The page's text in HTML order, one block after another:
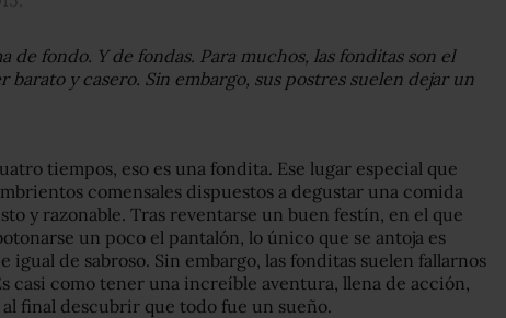
de fondo. Y de fondas. Para muchos, las fonditas son el
barato y casero. Sin embargo, sus postres suelen dejar un
tiempos, eso es una fondita. Ese lugar especial que
comensales dispuestos a degustar una comida
y razonable. Tras reventarse un buen festín, en el que
un poco el pantalón, lo único que se antoja es
igual de sabroso. Sin embargo, las fonditas suelen fallarnos
casi como tener una increíble aventura, llena de acción,
final descubrir que todo fue un sueño.